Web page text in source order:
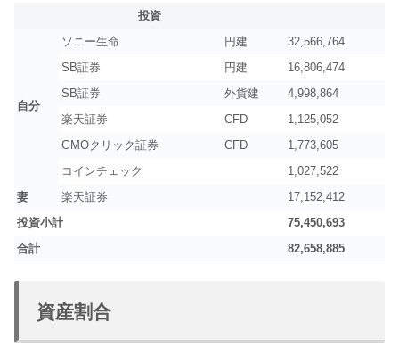
投資
自分
ソニー生命 円建
32,566,764
SB証券
円建
16,806,474
SB証券
外貨建
4,998,864
楽天証券
CFD
1,125,052
GMOクリック証券
CFD
1,773,605
コインチェック
1,027,522
妻
楽天証券
17,152,412
投資小計
75,450,693
合計
82,658,885
資産割合